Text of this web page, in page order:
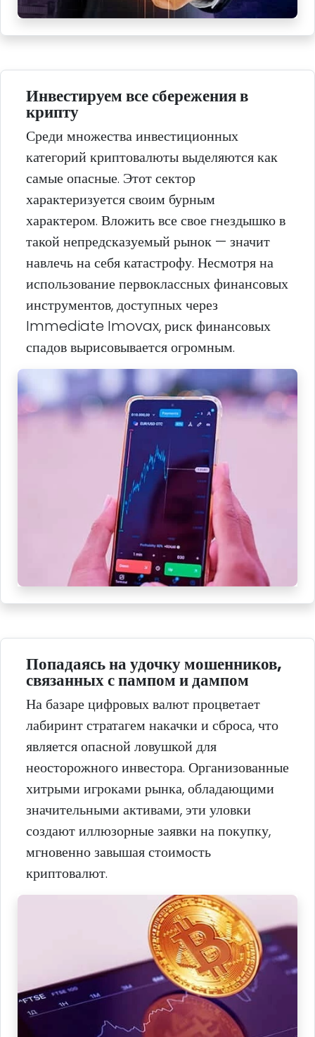
Инвестируем все сбережения в
крипту
Среди множества инвестиционных
категорий криптовалюты выделяются как
самые опасные. Этот сектор
характеризуется своим бурным
характером. Вложить все свое гнездышко в
такой непредсказуемый рынок — значит
навлечь на себя катастрофу. Несмотря на
использование первоклассных финансовых
инструментов, доступных через
Immediate Imovax, риск финансовых
спадов вырисовывается огромным.
Попадаясь на удочку мошенников,
связанных с пампом и дампом
На базаре цифровых валют процветает
лабиринт стратагем накачки и сброса, что
является опасной ловушкой для
неосторожного инвестора. Организованные
хитрыми игроками рынка, обладающими
значительными активами, эти уловки
создают иллюзорные заявки на покупку,
мгновенно завышая стоимость
криптовалют.